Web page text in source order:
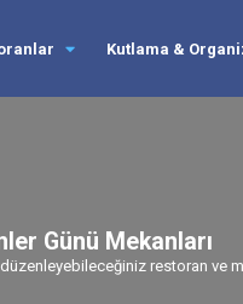
Kutlama &
Günü Mekanları
restoran ve